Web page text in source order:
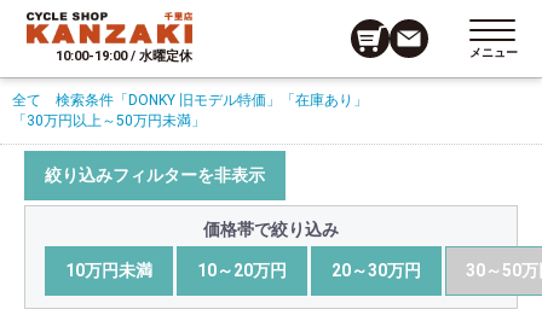
10:00-19:00 / 水曜定休 メニュー
全て 検索条件 「DONKY 旧モデル特価」
「在庫あり」
「30万円以上～50万円未満」
絞り込みフィルターを非表示
価格帯で絞り込み
10万円未満 10～20万円 20～30万円 30～50万